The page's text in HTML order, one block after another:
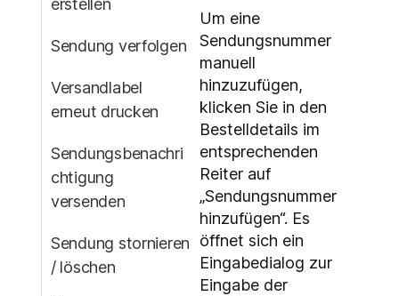
erstellen
Sendung verfolgen
Versandlabel
erneut drucken
Sendungsbenachri
chtigung
versenden
Sendung stornieren
/ löschen
Um eine
Sendungsnummer
manuell
hinzuzufügen,
klicken Sie in den
Bestelldetails im
entsprechenden
Reiter auf
„Sendungsnummer
hinzufügen“. Es
öffnet sich ein
Eingabedialog zur
Eingabe der